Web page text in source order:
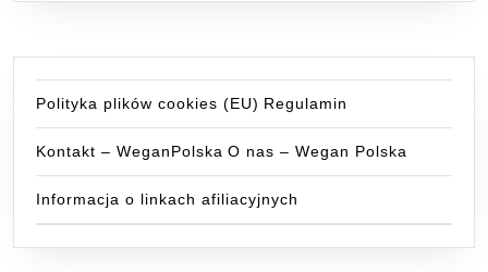
Polityka plików cookies (EU) Regulamin
Kontakt – WeganPolska O nas – Wegan Polska
Informacja o linkach afiliacyjnych